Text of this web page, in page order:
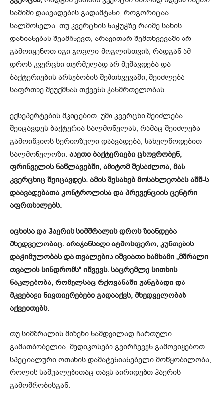
საშიში დაავადების გადამტანი, როგორიცაა
სალმონელა. თუ კვერცხის ნაჭუჭზე რაიმე სახის
დაზიანებას შეამჩნევთ, არავითარ შემთხვევაში არ
გამოიყენოთ იგი გოგლი-მოგლისთვის, რადგან ამ
დროს კვერცხი თერმულად არ მუშავდება და
ბაქტერიების არსებობის შემთხვევაში, შეიძლება
საფრთხე შეუქმნას თქვენს ჯანმრთელობას.
ექსეპერტების მკიცებით, უმი კვერცხი შეიძლება
შეიცავდეს ბაქტერია სალმონელას, რამაც შეიძლება
გამოიწვიოს სერიოზული დაავადება, სახელწოდებით
სალმონელოზი. ასეთი ბაქტერიები ცხოვრობენ,
ფრინველის ნაწლავებში, ამიტომ შესაძლოა, მას
კვერცხიც შეიცავდეს. ამის შესახებ მოსახლეობას აშშ-ს
დაავადებათა კონტროლისა და პრევენციის ცენტრი
აფრთხილებს.
იცხისა და ჰაერის სიმშრალის დროს ზიანდება
მხედველობაც. არაჯანსაღი ატმოსფერო, კუნთების
დაჭიმულობას და თვალების იშვიათი ხამხამი „მშრალი
თვალის სინდრომს“ იწვევს. საცრემლე სითხის
ნაკლებობა, რომელსაც რქოვანაში ჟანგბადი და
მკვებავი ნივთიერებები გადააქვს, მხედველობას
აქვეითებს.
თუ სიმშრალის მიზეზი ნამდვილად ჩართული
გამათბობელია, მედიკოსები გვირჩევენ გამოვიყებოთ
სპეციალური ოთახის დამატენიანებელი მოწყობილობა,
როლის საშუალებითაც თავს აირიდებთ ჰაერის
გამოშრობისგან.